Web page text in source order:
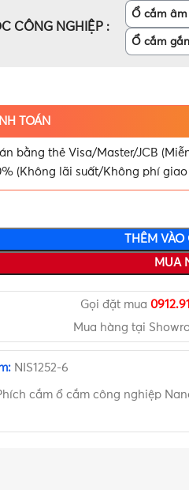
CÔNG NGHIỆP
Ổ cắm âm
Ổ cắm
TOÁN
bằng thẻ Visa/Master/JCB
(Không lãi suất/Không phí
THÊM
MUA
Gọi đặt mua
Mua hàng tại
NIS1252-6
cắm ổ cắm công nghiệp